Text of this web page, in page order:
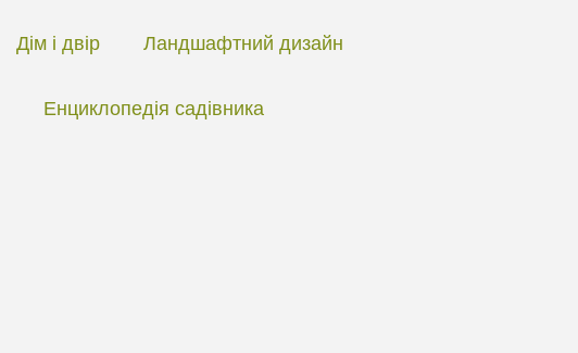
Дім і двір Ландшафтний дизайн
Енциклопедія садівника